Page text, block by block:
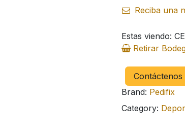
Reciba una
Estas viendo:
Retirar
Contáctenos
Brand: Pedifix
Category: